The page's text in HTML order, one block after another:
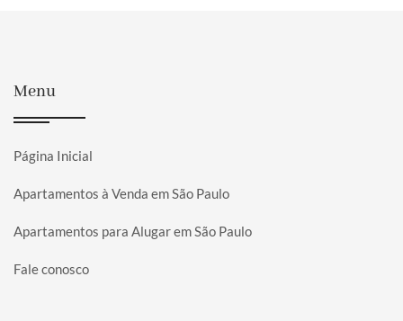
Menu
Página Inicial
Apartamentos à Venda em São Paulo
Apartamentos para Alugar em São Paulo
Fale conosco